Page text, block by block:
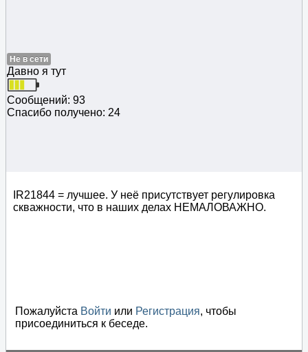
Не в сети
Давно я тут
Сообщений: 93
Спасибо получено: 24
IR21844 = лучшее. У неё присутствует регулировка
скважности, что в наших делах НЕМАЛОВАЖНО.
Пожалуйста Войти или Регистрация, чтобы
присоединиться к беседе.